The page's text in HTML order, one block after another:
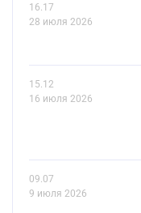
16.17
28 июля 2026
15.12
16 июля 2026
09.07
9 июля 2026